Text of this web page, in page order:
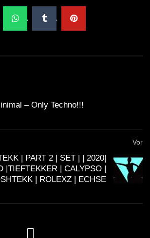
– Only Techno!!!
Vor
| PART 2 | SET | | 2020|
|TIEFTEKKER | CALYPSO |
| ROLEXZ | ECHSE